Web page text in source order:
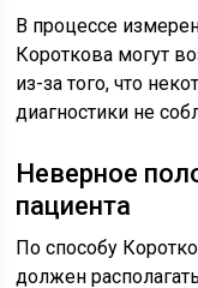
В процессе
Короткова могут
из-за того, что
диагностики не
Неверное
пациента
По способу
должен